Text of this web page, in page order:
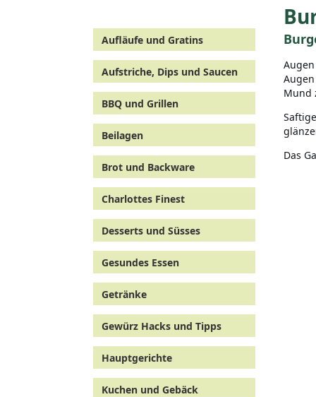
Aufläufe und Gratins
Aufstriche, Dips und Saucen
BBQ und Grillen
Beilagen
Brot und Backware
Charlottes Finest
Desserts und Süsses
Gesundes Essen
Getränke
Gewürz Hacks und Tipps
Hauptgerichte
Kuchen und Gebäck
Mund
Das